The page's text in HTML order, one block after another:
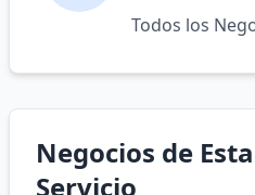
Todos los
Negocios de
Servicio